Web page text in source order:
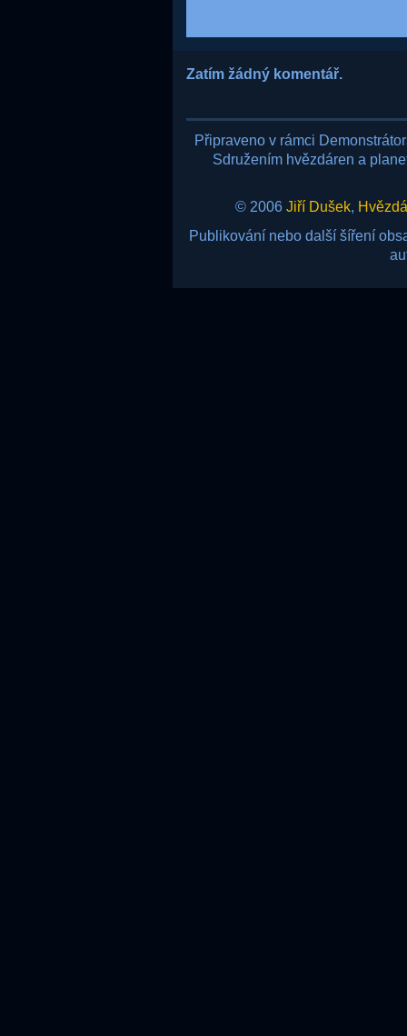
Zatím žádný komentář.
Připraveno v rámci
Sdružením hvězdáren a
© 2006 Jiří Dušek,
Publikování nebo další šíření